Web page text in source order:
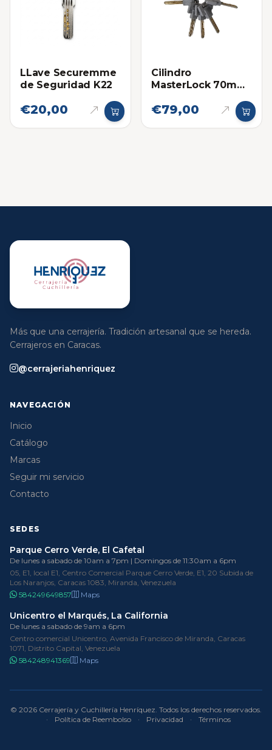
LLave Securemme
de Seguridad K22
€20,00
Cilindro
MasterLock 70mm
Seguridad
€79,00
Más que una cerrajería. Tradición artesanal que se hereda.
Cerrajeros en Caracas.
@cerrajeriahenriquez
NAVEGACIÓN
Inicio
Catálogo
Marcas
Seguir mi servicio
Contacto
SEDES
Parque Cerro Verde, El Cafetal
De lunes a sabado de 10am a 7pm | Domingos de 11:30am a 6pm
05, E1, local E1, Centro Comercial Parque Cerro Verde, E1, 20 Subida de
Los Naranjos, Caracas 1083, Miranda, Venezuela
584249649857
Maps
Unicentro el Marqués, La California
De lunes a sabado de 9am a 6pm
Centro comercial Unicentro, Avenida Francisco de Miranda, Caracas
1071, Distrito Capital, Venezuela
584248941369
Maps
© 2026 Cerrajería y Cuchillería Henríquez. Todos los derechos reservados.
·
Política de Reembolso · Privacidad · Términos